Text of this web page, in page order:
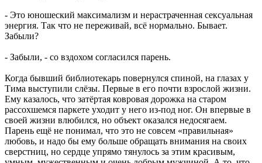
- Это юношеский максимализм и нерастраченная сексуальная
энергия. Так что не переживай, всё нормально. Бывает.
Забыли?
- Забыли, - со вздохом согласился парень.
Когда бывший библиотекарь повернулся спиной, на глазах у
Тима выступили слёзы. Первые в его почти взрослой жизни.
Ему казалось, что затёртая ковровая дорожка на старом
рассохшемся паркете уходит у него из-под ног. Он впервые в
своей жизни влюбился, но объект оказался недосягаем.
Парень ещё не понимал, что это не совсем «правильная»
любовь, и надо бы ему больше обращать внимания на своих
сверстниц, но сердце упрямо тянулось за этим красивым,